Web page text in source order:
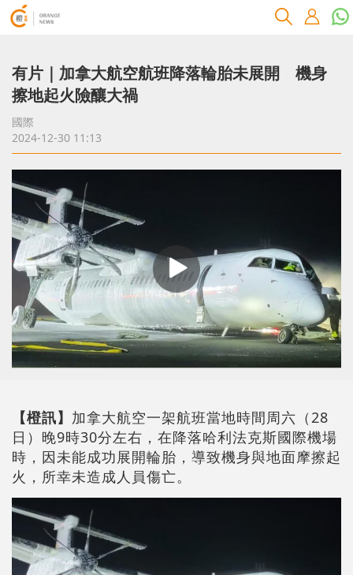
有片｜加拿大航空航班降落輪胎未展開 機身
擦地起火險釀大禍
國際
2024-12-30 11:13
【橙訊】 加拿大航空一架航班當地時間周六（28
日）晚9時30分左右，在降落哈利法克斯國際機場
時，因未能成功展開輪胎，導致機身與地面摩擦起
火，所幸未造成人員傷亡。